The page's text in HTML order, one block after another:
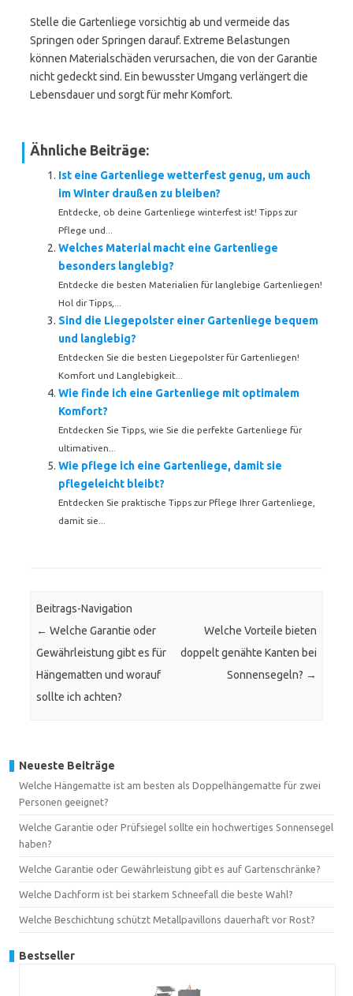
Stelle die Gartenliege vorsichtig ab und vermeide das
Springen oder Springen darauf. Extreme Belastungen
können Materialschäden verursachen, die von der Garantie
nicht gedeckt sind. Ein bewusster Umgang verlängert die
Lebensdauer und sorgt für mehr Komfort.
Ähnliche Beiträge:
Ist eine Gartenliege wetterfest genug, um auch
im Winter draußen zu bleiben?
Entdecke, ob deine Gartenliege winterfest ist! Tipps zur
Pflege und...
Welches Material macht eine Gartenliege
besonders langlebig?
Entdecke die besten Materialien für langlebige Gartenliegen!
Hol dir Tipps,...
Sind die Liegepolster einer Gartenliege bequem
und langlebig?
Entdecken Sie die besten Liegepolster für Gartenliegen!
Komfort und Langlebigkeit...
Wie finde ich eine Gartenliege mit optimalem
Komfort?
Entdecken Sie Tipps, wie Sie die perfekte Gartenliege für
ultimativen...
Wie pflege ich eine Gartenliege, damit sie
pflegeleicht bleibt?
Entdecken Sie praktische Tipps zur Pflege Ihrer Gartenliege,
damit sie...
Beitrags-Navigation
← Welche Garantie oder
Gewährleistung gibt es für
Hängematten und worauf
sollte ich achten?
Welche Vorteile bieten
doppelt genähte Kanten bei
Sonnensegeln? →
Neueste Beiträge
Welche Hängematte ist am besten als Doppelhängematte für zwei
Personen geeignet?
Welche Garantie oder Prüfsiegel sollte ein hochwertiges Sonnensegel
haben?
Welche Garantie oder Gewährleistung gibt es auf Gartenschränke?
Welche Dachform ist bei starkem Schneefall die beste Wahl?
Welche Beschichtung schützt Metallpavillons dauerhaft vor Rost?
Bestseller